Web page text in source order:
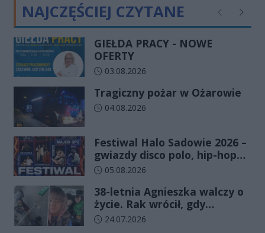
NAJCZĘŚCIEJ CZYTANE Poprzednie
GIEŁDA PRACY - NOWE
OFERTY
Data dodania artykułu:
03.08.2026
Tragiczny pożar w Ożarowie
Data dodania artykułu:
04.08.2026
Festiwal Halo Sadowie 2026 –
gwiazdy disco polo, hip-hopu i
dobra zabawa dla całej
Data dodania artykułu:
05.08.2026
38-letnia Agnieszka walczy o
życie. Rak wrócił, gdy
wydawało się, że najgorsze
Data dodania artykułu:
24.07.2026